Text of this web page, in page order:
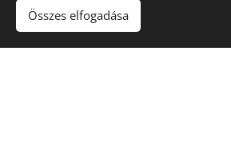
Összes elfogadása